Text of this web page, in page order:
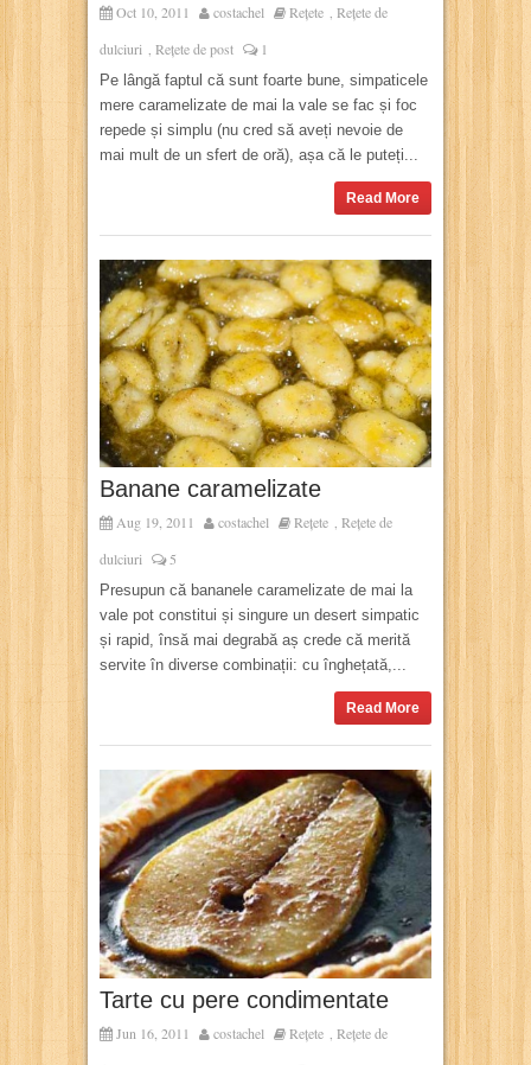
Oct 10, 2011 costachel Rețete
Rețete de
dulciuri
Rețete de post 1
Pe lângă faptul că sunt foarte bune, simpaticele
mere caramelizate de mai la vale se fac și foc
repede și simplu (nu cred să aveți nevoie de
mai mult de un sfert de oră), așa că le puteți...
Read More
Banane caramelizate
Aug 19, 2011 costachel Rețete , Rețete de
dulciuri
5
Presupun că bananele caramelizate de mai la
vale pot constitui și singure un desert simpatic
și rapid, însă mai degrabă aș crede că merită
servite în diverse combinații: cu înghețată,...
Read More
Tarte cu pere condimentate
Jun 16, 2011 costachel Rețete
Rețete de